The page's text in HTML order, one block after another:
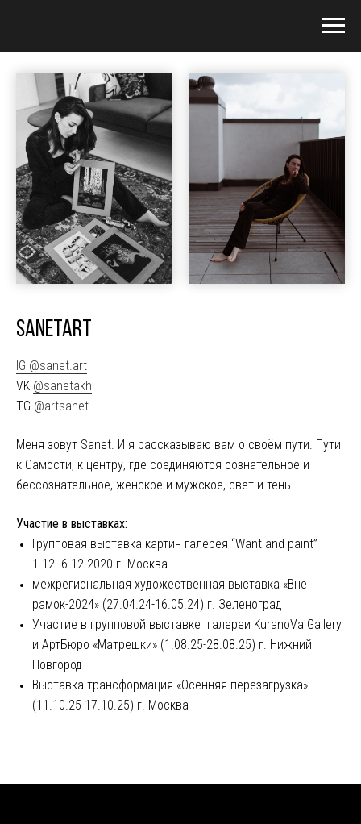
SANETART
IG @sanet.art
VK @sanetakh
TG @artsanet
Меня зовут Sanet. И я рассказываю вам о своём пути. Пути
к Самости, к центру, где соединяются сознательное и
бессознательное, женское и мужское, свет и тень.
Участие в выставках:
Групповая выставка картин галерея “Want and paint”
1.12- 6.12 2020 г. Москва
межрегиональная художественная выставка «Вне
рамок-2024» (27.04.24-16.05.24) г. Зеленоград
Участие в групповой выставке галереи KuranoVa Gallery
и АртБюро «Матрешки» (1.08.25-28.08.25) г. Нижний
Новгород
Выставка трансформация «Осенняя перезагрузка»
(11.10.25-17.10.25) г. Москва